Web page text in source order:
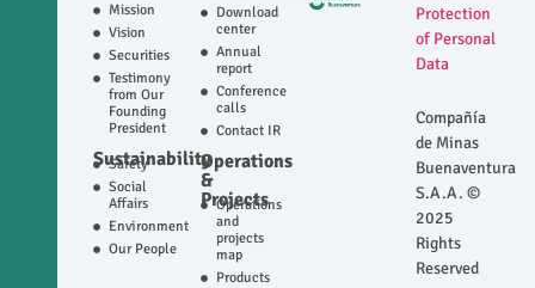
Mission
Vision
Securities
Testimony
from Our
Founding
President
Sustainability
Safety
Social
Affairs
Environment
Our People
Download
center
Annual
report
Conference
calls
Contact IR
Operations
&
Projects
Operations
and
projects
map
Products
Protection
of Personal
Data
Compañía
de Minas
Buenaventura
S.A.A. ©
2025
Rights
Reserved